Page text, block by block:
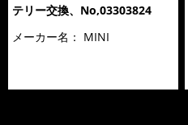
テリー交換、No,03303824
メーカー名： MINI